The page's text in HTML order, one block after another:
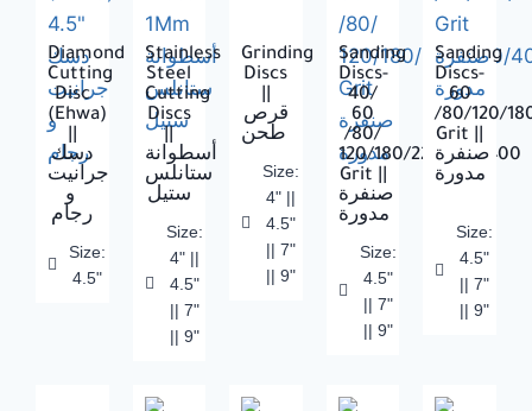
Diamond
Cutting
Disc
(Ehwa)
دسك
جرانيت
و
رجام
Size:
4.5"
Stainless
Steel
Cutting
Discs
أسطوانة
ستانلس
ستيل
Size:
4" ||
4.5"
|| 7"
|| 9"
Grinding
Discs
قرص
Size:
4" ||
4.5"
|| 7"
|| 9"
Sanding
Discs-
40/
60
/80/
120/180/220/320/400
Grit ||
صنفرة
مدورة
Size:
4.5"
|| 7"
|| 9"
Sanding
Discs-
60
/80/120/
Grit ||
صنفرة
مدورة
Size:
4.5"
|| 7"
|| 9"